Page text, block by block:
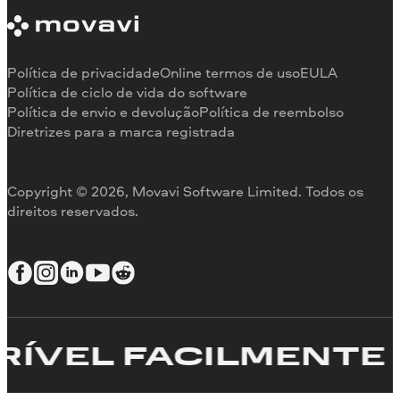
Limitações da versão de teste
Reembolso
Testemunhos
Por que nos escolher
Para o trabalho
Copyright © 2026, Movavi Software Limited. Todos os
direitos reservados.
Política de privacidadeOnline termos de usoEULA
Política de ciclo de vida do software
Política de envio e devoluçãoPolítica de reembolso
Diretrizes para a marca registrada
FACILMENTE